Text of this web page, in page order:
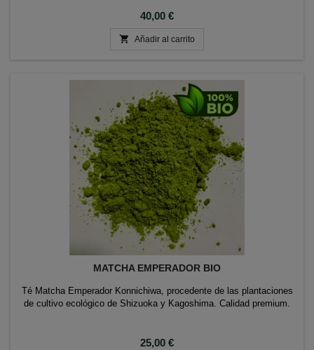
Precio
40,00 €
 Añadir al carrito
MATCHA EMPERADOR BIO
Té Matcha Emperador Konnichiwa, procedente de las plantaciones
de cultivo ecológico de Shizuoka y Kagoshima. Calidad premium.
Precio
25,00 €